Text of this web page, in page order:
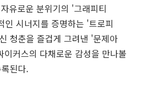
유로운 분위기의 '그래피티
시너지를 증명하는 '트로피
청춘을 즐겁게 그려낸 '문제아
커스의 다채로운 감성을 만나볼
된다.